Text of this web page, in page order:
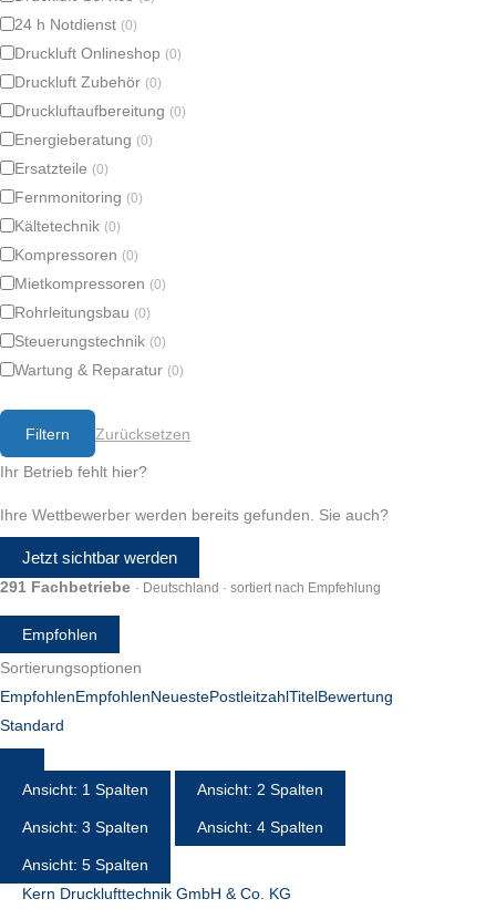
24 h Notdienst (0)
Druckluft Onlineshop (0)
Druckluft Zubehör (0)
Druckluftaufbereitung (0)
Energieberatung (0)
Ersatzteile (0)
Fernmonitoring (0)
Kältetechnik (0)
Kompressoren (0)
Mietkompressoren (0)
Rohrleitungsbau (0)
Steuerungstechnik (0)
Wartung & Reparatur (0)
Filtern Zurücksetzen
Ihr Betrieb fehlt hier?
Ihre Wettbewerber werden bereits gefunden. Sie auch?
Jetzt sichtbar werden
291 Fachbetriebe · Deutschland · sortiert nach Empfehlung
Empfohlen
Sortierungsoptionen
EmpfohlenEmpfohlenNeuestePostleitzahlTitelBewertung
Standard
Ansicht: 1 Spalten Ansicht: 2 Spalten
Ansicht: 3 Spalten Ansicht: 4 Spalten
Ansicht: 5 Spalten
Kern Drucklufttechnik GmbH & Co. KG